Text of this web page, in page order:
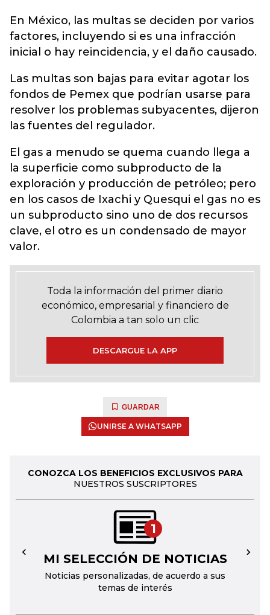
En México, las multas se deciden por varios
factores, incluyendo si es una infracción
inicial o hay reincidencia, y el daño causado.
Las multas son bajas para evitar agotar los
fondos de Pemex que podrían usarse para
resolver los problemas subyacentes, dijeron
las fuentes del regulador.
El gas a menudo se quema cuando llega a
la superficie como subproducto de la
exploración y producción de petróleo; pero
en los casos de Ixachi y Quesqui el gas no es
un subproducto sino uno de dos recursos
clave, el otro es un condensado de mayor
valor.
Toda la información del primer diario
económico, empresarial y financiero de
Colombia a tan solo un clic
DESCARGUE LA APP
GUARDAR
UNIRSE A WHATSAPP
CONOZCA LOS BENEFICIOS EXCLUSIVOS PARA
NUESTROS SUSCRIPTORES
1
MI SELECCIÓN DE NOTICIAS
Noticias personalizadas, de acuerdo a sus
temas de interés
← →